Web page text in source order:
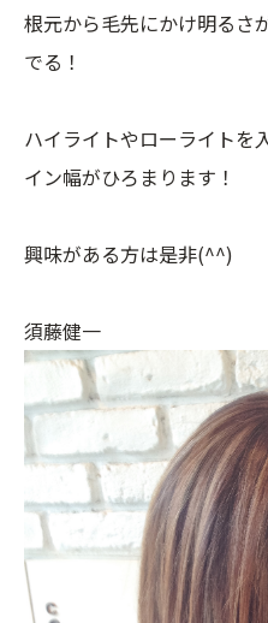
根元から毛先にかけ明るさ
でる！
ハイライトやローライトを
イン幅がひろまります！
興味がある方は是非(^^)
須藤健一